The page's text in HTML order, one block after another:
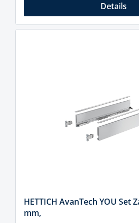
Details
HETTICH AvanTech YOU Set
mm,